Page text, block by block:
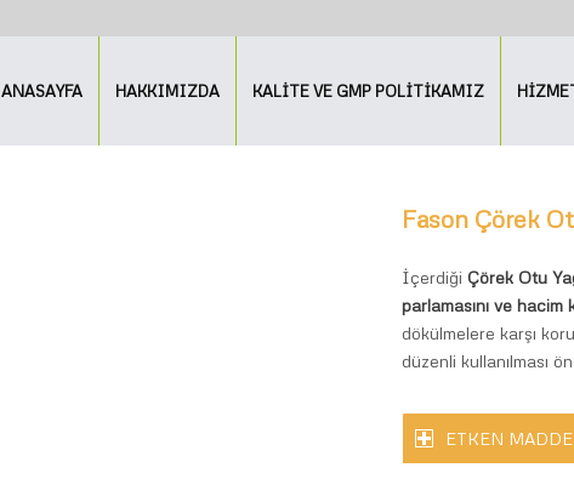
ANASAYFA HAKKIMIZDA KALİTE VE GMP POLİTİKAMIZ
Fason Çörek
İçerdiği Çörek Otu
parlamasını ve hacim
dökülmelere karşı
düzenli kullanılması
ETKEN